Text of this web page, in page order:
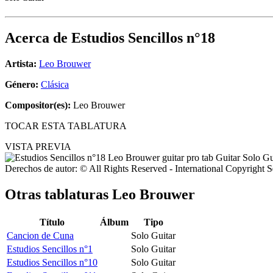
Acerca de Estudios Sencillos n°18
Artista: Leo Brouwer
Género: Clásica
Compositor(es): Leo Brouwer
TOCAR ESTA TABLATURA
VISTA PREVIA
Derechos de autor: © All Rights Reserved - International Copyright
Otras tablaturas Leo Brouwer
Título Álbum
Tipo
Cancion de Cuna
Solo Guitar
Estudios Sencillos n°1
Solo Guitar
Estudios Sencillos n°10
Solo Guitar